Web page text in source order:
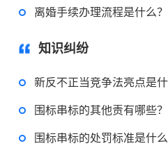
离婚手续办理流程是什么？协议离婚程序
知识纠纷
新反不正当竞争法亮点是什么？
围标串标的其他责有哪些？反
围标串标的处罚标准是什么？反不正
律师回答区